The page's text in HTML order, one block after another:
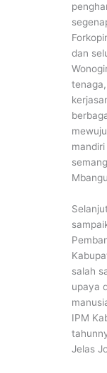
dan
salah
upaya
IPM
Jelas